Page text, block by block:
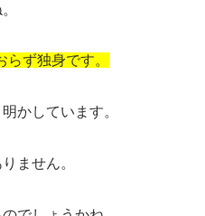
ず独身です。
かしています。
ません。